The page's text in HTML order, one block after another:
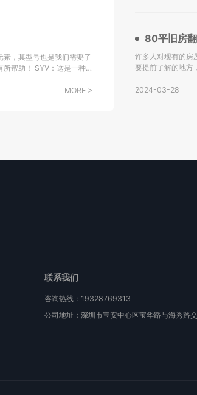
，其型号也是我们需要了
这是一种
MORE >
80平旧房
许多人对现有的房
要提前了解的地方
等问题。在进行墙壁
2024-03-28
联系我们
咨询热线：19328769313
公司地址：深圳市宝安中心区宝华路与海秀路